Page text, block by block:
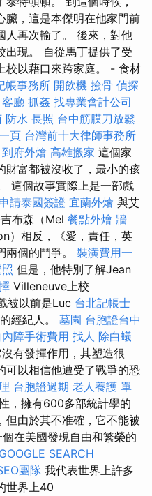
臟，這是本傑明在他家門前
人再次輸了。 後來，對他
出現。 自從馬丁提供了受
校以藉口來跨家庭。 - 食材
帳事務所 開飲機 撿骨 偵探
客廳 抓姦 找專業會計公司
防水 長照 台中筋膜刀放鬆
頁 台灣前十大律師事務所
到府外燴 高雄搬家 這個家
財富都被沒收了，最小的孩
這個故事實際上是一部戲
請泰國簽證 宜蘭外燴 與艾
布森（Mel 餐點外燴 牆
）相反，《愛，責任，英
兩個的鬥爭。 裝潢費用一
但是，他特別了解Jean
Villeneuve上校
被以前是Luc 台北記帳士
經紀人。 墓園 台胞證台中
內障手術費用 找人 除白蟻
有發揮作用，其塑造很
可以相信他遭受了戰爭的恐
台胞證過期 老人養護 單
，擁有600多部統計學的
但由於其不准確，它不能被
在美國發現自由和繁榮的
GOOGLE SEARCH
團隊 我代表世界上許多
世界上40